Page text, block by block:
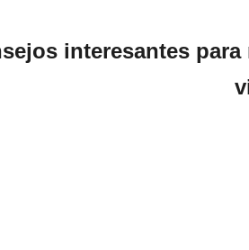
interesantes